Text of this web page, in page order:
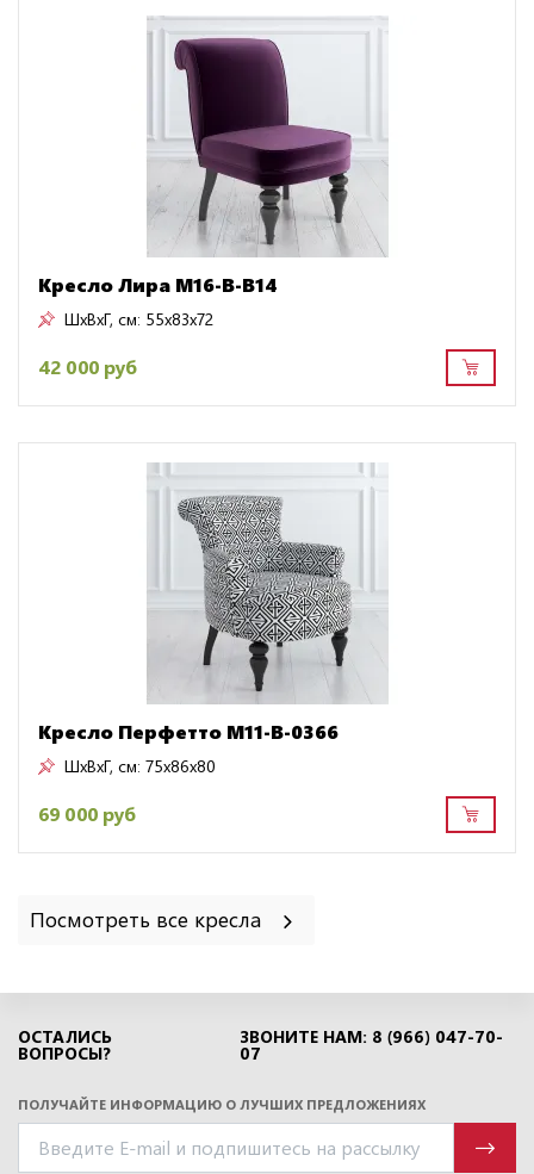
Кресло Лира M16-B-B14
ШxВxГ, см: 55x83x72
42 000 руб
Кресло Перфетто M11-B-0366
ШxВxГ, см: 75x86x80
69 000 руб
Посмотреть все кресла
ОСТАЛИСЬ
ВОПРОСЫ?
ЗВОНИТЕ НАМ: 8 (966) 047-70-
07
ПОЛУЧАЙТЕ ИНФОРМАЦИЮ О ЛУЧШИХ ПРЕДЛОЖЕНИЯХ